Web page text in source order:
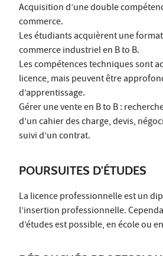
Acquisition d’une double
commerce.
Les étudiants acquièrent une
commerce industriel en B to B.
Les compétences techniques sont
licence, mais peuvent être
d’apprentissage.
Gérer une vente en B to B :
d’un cahier des charge, devis,
suivi d’un contrat.
POURSUITES D'ÉTUDES
La licence professionnelle est un
l’insertion professionnelle.
d’études est possible, en école ou